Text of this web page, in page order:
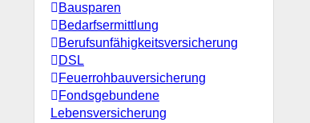
Bausparen
Bedarfsermittlung
Berufs­unfähigkeitsversicherung
DSL
Feuerrohbauversicherung
Fondsgebundene
Lebensversicherung